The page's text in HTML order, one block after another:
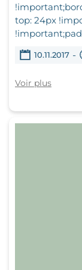
top: 24px
10.11.2017 -
Voir plus